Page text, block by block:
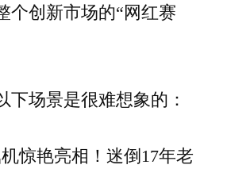
个创新市场的“网红赛
下场景是很难想象的：
惊艳亮相！迷倒17年老